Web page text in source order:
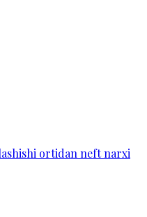
ortidan neft narxi